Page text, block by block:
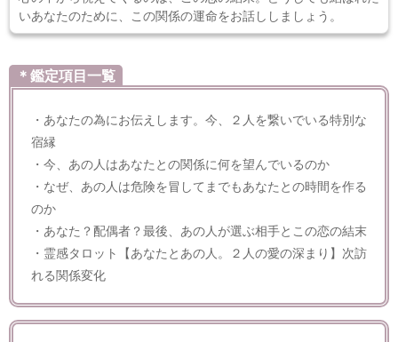
いあなたのために、この関係の運命をお話ししましょう。
＊鑑定項目一覧
・あなたの為にお伝えします。今、２人を繋いでいる特別な
宿縁
・今、あの人はあなたとの関係に何を望んでいるのか
・なぜ、あの人は危険を冒してまでもあなたとの時間を作る
のか
・あなた？配偶者？最後、あの人が選ぶ相手とこの恋の結末
・霊感タロット【あなたとあの人。２人の愛の深まり】次訪
れる関係変化